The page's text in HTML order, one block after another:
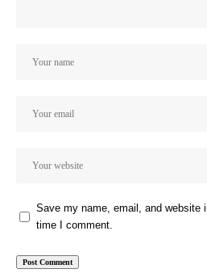
Save my name, email, and website
time I comment.